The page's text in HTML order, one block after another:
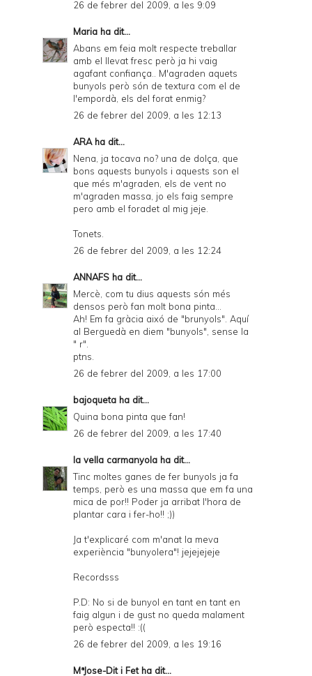
26 de febrer del 2009, a les 9:09
Maria ha dit...
Abans em feia molt respecte treballar
amb el llevat fresc però ja hi vaig
agafant confiança.. M'agraden aquets
bunyols però són de textura com el de
l'empordà, els del forat enmig?
26 de febrer del 2009, a les 12:13
ARAha dit...
Nena, ja tocava no? una de dolça, que
bons aquests bunyols i aquests son el
que més m'agraden, els de vent no
m'agraden massa, jo els faig sempre
pero amb el foradet al mig jeje.
Tonets.
26 de febrer del 2009, a les 12:24
ANNAFS ha dit...
Mercè, com tu dius aquests són més
densos però fan molt bona pinta...
Ah! Em fa gràcia aixó de "brunyols". Aquí
al Berguedà en diem "bunyols", sense la
" r".
ptns.
26 de febrer del 2009, a les 17:00
bajoqueta ha dit...
Quina bona pinta que fan!
26 de febrer del 2009, a les 17:40
la vella carmanyola ha dit...
Tinc moltes ganes de fer bunyols ja fa
temps, però es una massa que em fa una
mica de por!! Poder ja arribat l'hora de
plantar cara i fer-ho!! ;))
Ja t'explicaré com m'anat la meva
experiència "bunyolera"! jejejejeje
Recordsss
P.D: No si de bunyol en tant en tant en
faig algun i de gust no queda malament
però especta!! :((
26 de febrer del 2009, a les 19:16
MªJose-Dit i Fetha dit...